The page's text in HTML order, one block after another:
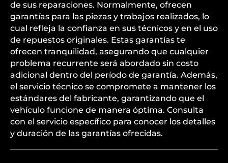
de sus reparaciones. Normalmente, ofrecen
garantías para las piezas y trabajos realizados, lo
cual refleja la confianza en sus técnicos y en el uso
de repuestos originales. Estas garantías te
ofrecen tranquilidad, asegurando que cualquier
problema recurrente será abordado sin costo
adicional dentro del período de garantía. Además,
el servicio técnico se compromete a mantener los
estándares del fabricante, garantizando que el
vehículo funcione de manera óptima. Consulta
con el servicio específico para conocer los detalles
y duración de las garantías ofrecidas.